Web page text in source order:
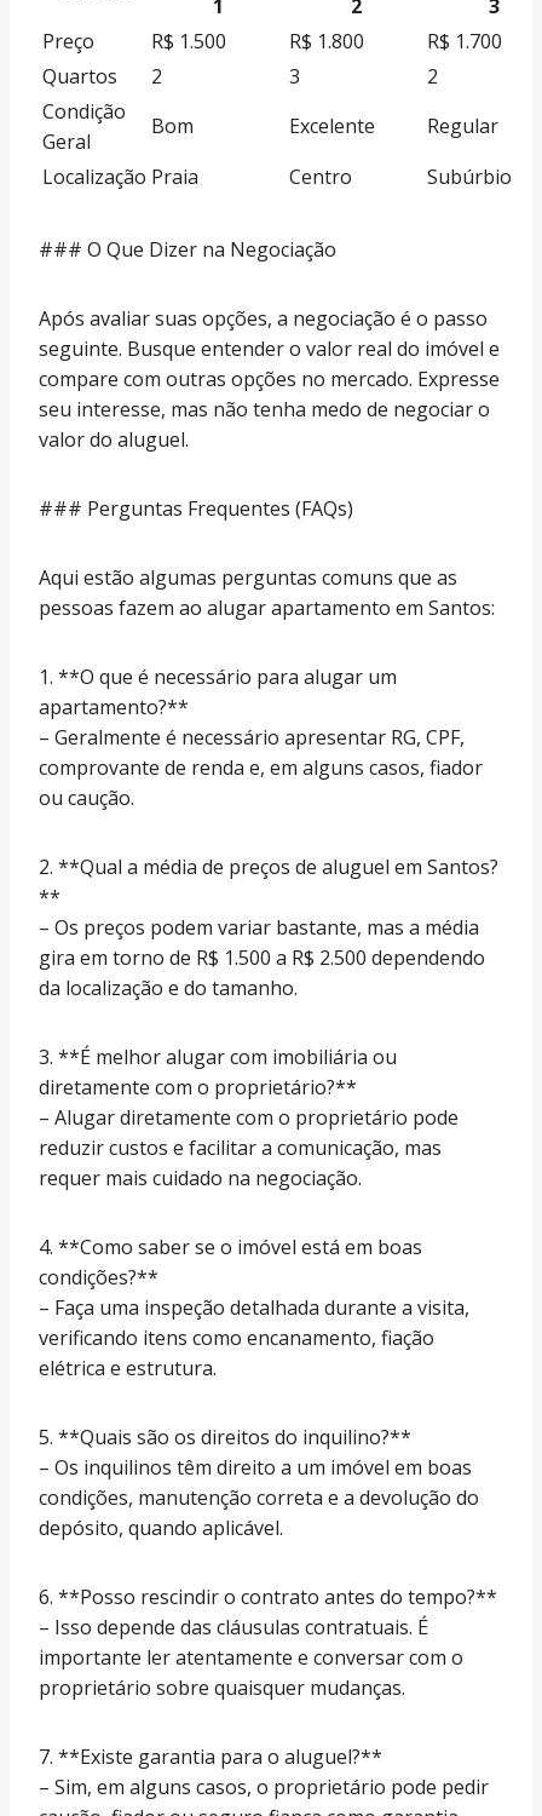
1
2
3
Preço
R$ 1.500 R$ 1.800
R$ 1.700
Quartos
2 3
2
Condição
Geral
Bom Excelente
Regular
Localização Praia Centro Subúrbio
### O Que Dizer na Negociação
Após avaliar suas opções, a negociação é o passo
seguinte. Busque entender o valor real do imóvel e
compare com outras opções no mercado. Expresse
seu interesse, mas não tenha medo de negociar o
valor do aluguel.
### Perguntas Frequentes (FAQs)
Aqui estão algumas perguntas comuns que as
pessoas fazem ao alugar apartamento em Santos:
1. **O que é necessário para alugar um
apartamento?**
– Geralmente é necessário apresentar RG, CPF,
comprovante de renda e, em alguns casos, fiador
ou caução.
2. **Qual a média de preços de aluguel em Santos?
**
– Os preços podem variar bastante, mas a média
gira em torno de R$ 1.500 a R$ 2.500 dependendo
da localização e do tamanho.
3. **É melhor alugar com imobiliária ou
diretamente com o proprietário?**
– Alugar diretamente com o proprietário pode
reduzir custos e facilitar a comunicação, mas
requer mais cuidado na negociação.
4. **Como saber se o imóvel está em boas
condições?**
– Faça uma inspeção detalhada durante a visita,
verificando itens como encanamento, fiação
elétrica e estrutura.
5. **Quais são os direitos do inquilino?**
– Os inquilinos têm direito a um imóvel em boas
condições, manutenção correta e a devolução do
depósito, quando aplicável.
6. **Posso rescindir o contrato antes do tempo?**
– Isso depende das cláusulas contratuais. É
importante ler atentamente e conversar com o
proprietário sobre quaisquer mudanças.
7. **Existe garantia para o aluguel?**
– Sim, em alguns casos, o proprietário pode pedir